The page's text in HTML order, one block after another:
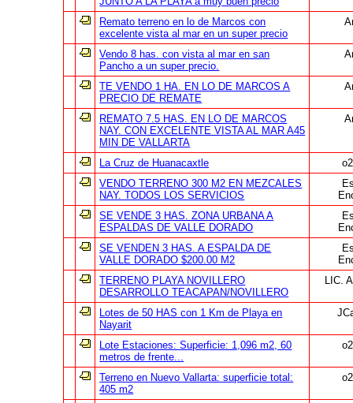
Remato terreno en lo de Marcos con
excelente vista al mar en un super precio
Vendo 8 has. con vista al mar en san
Pancho a un super precio.
TE VENDO 1 HA. EN LO DE MARCOS A
PRECIO DE REMATE
REMATO 7.5 HAS. EN LO DE MARCOS
NAY. CON EXCELENTE VISTA AL MAR A45
MIN DE VALLARTA
La Cruz de Huanacaxtle
VENDO TERRENO 300 M2 EN MEZCALES
NAY. TODOS LOS SERVICIOS
SE VENDE 3 HAS. ZONA URBANA A
ESPALDAS DE VALLE DORADO
SE VENDEN 3 HAS. A ESPALDA DE
VALLE DORADO $200.00 M2
TERRENO PLAYA NOVILLERO
DESARROLLO TEACAPAN/NOVILLERO
LIC.
Lotes de 50 HAS con 1 Km de Playa en
Nayarit
Lote Estaciones: Superficie: 1,096 m2, 60
metros de frente...
Terreno en Nuevo Vallarta: superficie total:
405 m2